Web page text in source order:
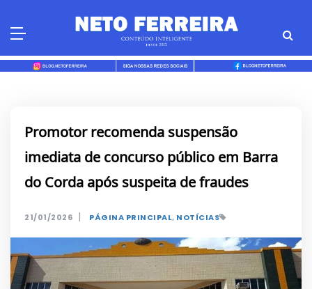
Promotor recomenda suspensão
imediata de concurso público em Barra
do Corda após suspeita de fraudes
21/01/2026 | PÁGINA PRINCIPAL, NOTÍCIAS